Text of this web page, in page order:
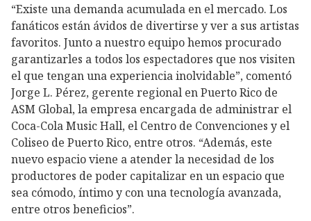
“Existe una demanda acumulada en el mercado. Los
fanáticos están ávidos de divertirse y ver a sus artistas
favoritos. Junto a nuestro equipo hemos procurado
garantizarles a todos los espectadores que nos visiten
el que tengan una experiencia inolvidable”, comentó
Jorge L. Pérez, gerente regional en Puerto Rico de
ASM Global, la empresa encargada de administrar el
Coca-Cola Music Hall, el Centro de Convenciones y el
Coliseo de Puerto Rico, entre otros. “Además, este
nuevo espacio viene a atender la necesidad de los
productores de poder capitalizar en un espacio que
sea cómodo, íntimo y con una tecnología avanzada,
entre otros beneficios”.